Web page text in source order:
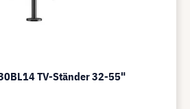
TV-Ständer 32-55"